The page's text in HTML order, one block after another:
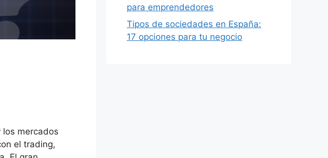
mercados
el trading,
para emprendedores
Tipos de sociedades en España:
17 opciones para tu negocio